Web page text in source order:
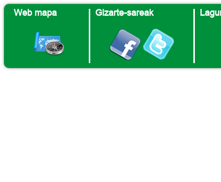
Web mapa Gizarte-sareak